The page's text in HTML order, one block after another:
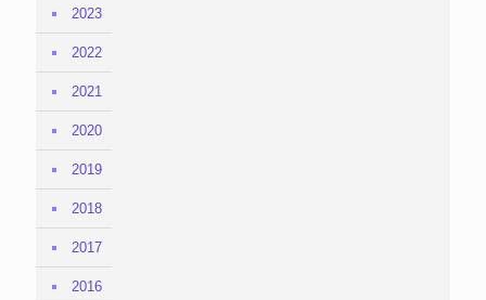
2023
2022
2021
2020
2019
2018
2017
2016